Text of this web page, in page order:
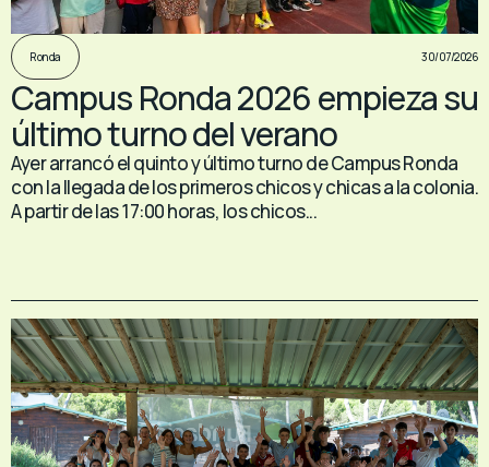
Ronda 30/07/2026
Campus Ronda 2026 empieza su
último turno del verano
Ayer arrancó el quinto y último turno de Campus Ronda
con la llegada de los primeros chicos y chicas a la colonia.
A partir de las 17:00 horas, los chicos...